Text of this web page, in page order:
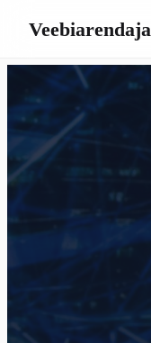
Veebiarendaja